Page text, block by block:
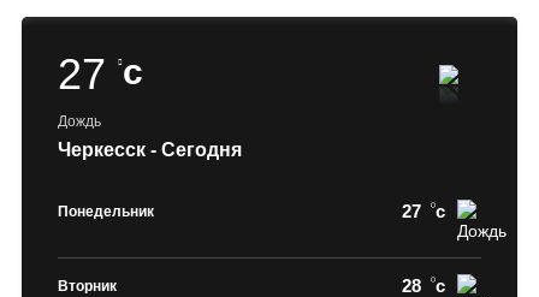
27 c
Дождь
Черкесск - Сегодня
Понедельник 27 c
Вторник 28 c